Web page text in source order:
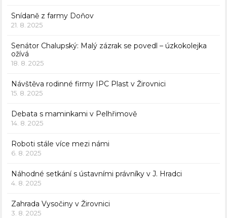
Snídaně z farmy Doňov
21. 8. 2025
Senátor Chalupský: Malý zázrak se povedl – úzkokolejka
ožívá
18. 8. 2025
Návštěva rodinné firmy IPC Plast v Žirovnici
15. 8. 2025
Debata s maminkami v Pelhřimově
14. 8. 2025
Roboti stále více mezi námi
6. 8. 2025
Náhodné setkání s ústavními právníky v J. Hradci
4. 8. 2025
Zahrada Vysočiny v Žirovnici
3. 8. 2025